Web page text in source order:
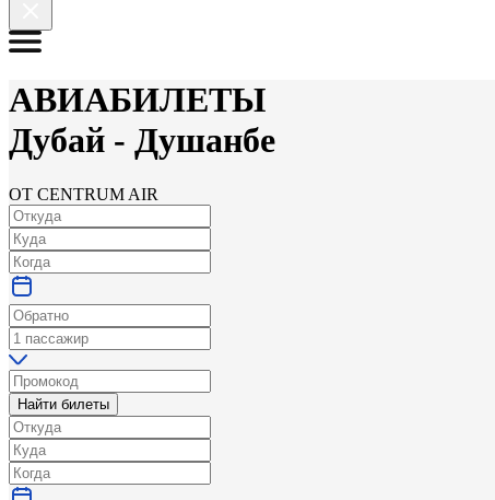
АВИАБИЛЕТЫ
Дубай - Душанбе
ОТ CENTRUM AIR
Найти билеты